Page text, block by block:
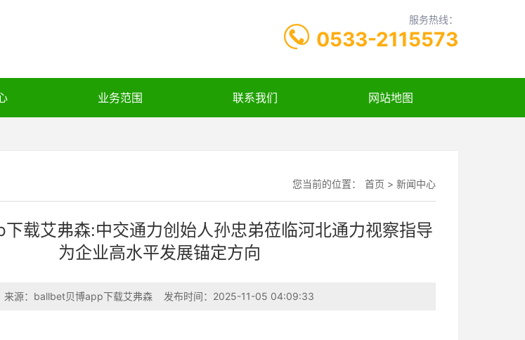
服务热线：
0533-2115573
业务范围 联系我们 网站地图
您当前的位置： 首页 > 新闻中心
载艾弗森:中交通力创始人孙忠弟莅临河北通力视察指导
为企业高水平发展锚定方向
来源： ballbet贝博app下载艾弗森 发布时间：2025-11-05 04:09:33